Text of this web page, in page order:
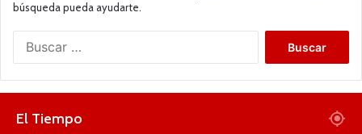
búsqueda pueda ayudarte.
El Tiempo